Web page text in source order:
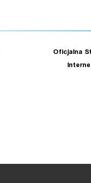
Oficjalna